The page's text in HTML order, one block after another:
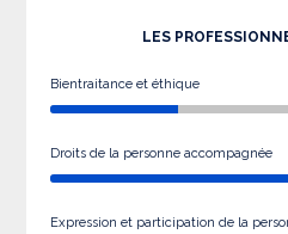
LES
Bientraitance et éthique
Droits de la personne accompagnée
Expression et participation de la